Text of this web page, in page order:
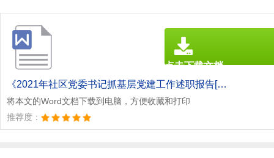
《2021年社区党委书记抓基层党建工作述职报告[本文共2729字].doc》
将本文的Word文档下载到电脑，方便收藏和打印
推荐度：
点击下载文档
文档为doc格式